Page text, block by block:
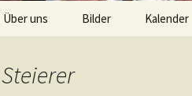
Über uns Bilder Kalender